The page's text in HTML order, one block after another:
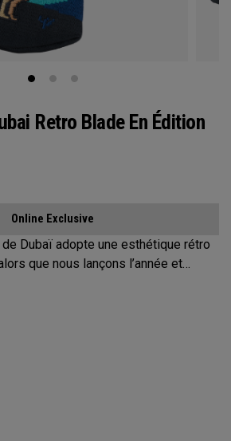
Retro Blade En Édition
Online Exclusive
Dubaï adopte une esthétique rétro
que nous lançons l’année et
des Jeux 2026 !